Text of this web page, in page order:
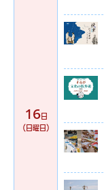
16日
（日曜日）